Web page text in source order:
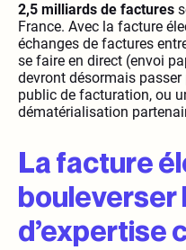
2,5 milliards de factures
France. Avec la facture
échanges de factures
se faire en direct (envoi
devront désormais passer
public de facturation, ou
dématérialisation
La facture
bouleverser
d’expertise